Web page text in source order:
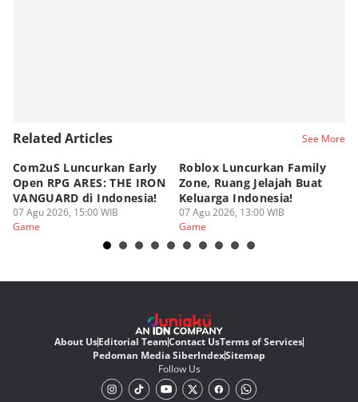
Related Articles See More
Com2uS Luncurkan Early
Open RPG ARES: THE IRON
VANGUARD di Indonesia!
07 Agu 2026, 15:00 WIB
Game
Roblox Luncurkan Family
Zone, Ruang Jelajah Buat
Keluarga Indonesia!
07 Agu 2026, 13:00 WIB
Game
About UsEditorial TeamContact UsTerms of Services
Pedoman Media SiberIndexSitemap
Follow Us